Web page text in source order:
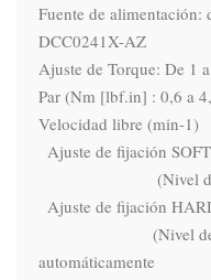
Fuente de alimentación:
DCC0241X-AZ
Ajuste de Torque: De 1
Par (Nm [lbf.in] : 0,6 a
Velocidad libre (min-1)
automáticamente